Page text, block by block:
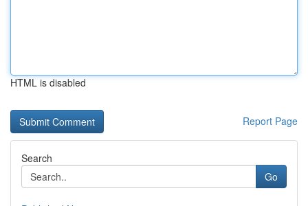
HTML is disabled
Report Page
Search
Go